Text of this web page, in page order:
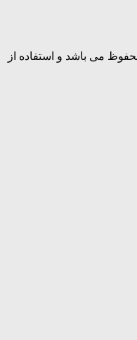
می باشد و استفاده از